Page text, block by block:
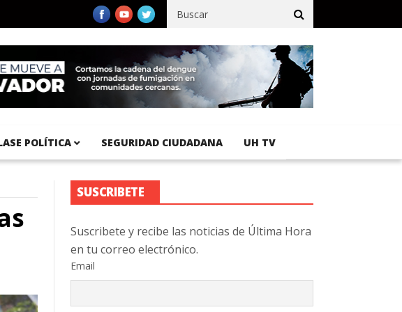
del Pacífico registra 92 % de avance en obras de terracería
POLÍTICA SEGURIDAD CIUDADANA UH TV
SUSCRIBETE
Suscribete y recibe las noticias de Última Hora
en tu correo electrónico.
Email